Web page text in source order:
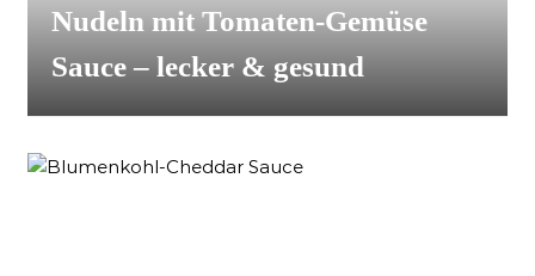
Nudeln mit Tomaten-Gemüse
Sauce – lecker & gesund